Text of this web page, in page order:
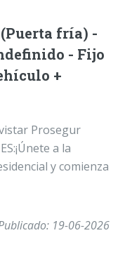
fría) -
- Fijo
+
Prosegur
a la
y comienza
19-06-2026